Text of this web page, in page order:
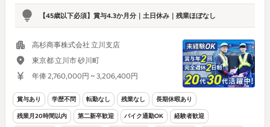
【45歳以下必須】賞与4.3か月分｜土日休み｜残業ほぼなし
高杉商事株式会社 立川支店
東京都 立川市 砂川町
年俸 2,760,000円 ~ 3,206,400円
賞与あり 学歴不問 転勤なし 残業なし 長期休暇あり
残業月20時間以内 第二新卒歓迎 バイク通勤OK 経験者歓迎